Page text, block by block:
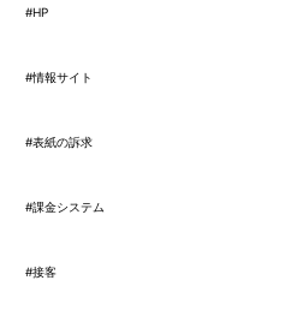
#HP
#情報サイト
#表紙の訴求
#課金システム
#接客